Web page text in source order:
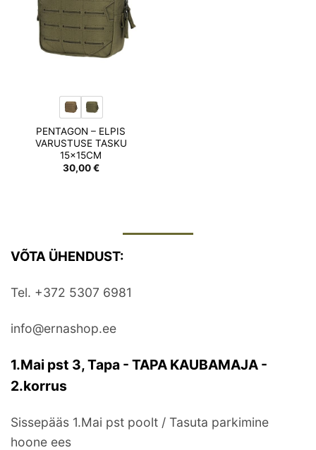
PENTAGON – ELPIS
VARUSTUSE TASKU
15x15CM
30,00€
VÕTA ÜHENDUST:
Tel. +372 5307 6981
info@ernashop.ee
1.Mai pst 3, Tapa - TAPA KAUBAMAJA -
2.korrus
Sissepääs 1.Mai pst poolt / Tasuta parkimine
hoone ees